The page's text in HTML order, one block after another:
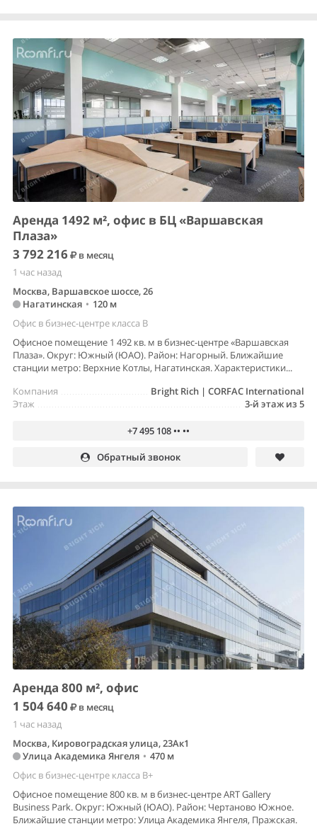
Аренда 1492 м², офис в БЦ «Варшавская
Плаза»
3 792 216
в месяц
1 час назад
Москва, Варшавское шоссе, 26
Нагатинская • 120 м
Офис в бизнес-центре класса B
Офисное помещение 1 492 кв. м в бизнес-центре «Варшавская
Плаза». Округ: Южный (ЮАО). Район: Нагорный. Ближайшие
станции метро: Верхние Котлы, Нагатинская. Характеристики...
Bright Rich | CORFAC International
Компания
3-й этаж из 5
Этаж
+7 495 108 •• ••
Обратный звонок
Аренда 800 м², офис
1 504 640
в месяц
1 час назад
Москва, Кировоградская улица, 23Ак1
Улица Академика Янгеля • 470 м
Офис в бизнес-центре класса B+
Офисное помещение 800 кв. м в бизнес-центре ART Gallery
Business Park. Округ: Южный (ЮАО). Район: Чертаново Южное.
Ближайшие станции метро: Улица Академика Янгеля, Пражская.